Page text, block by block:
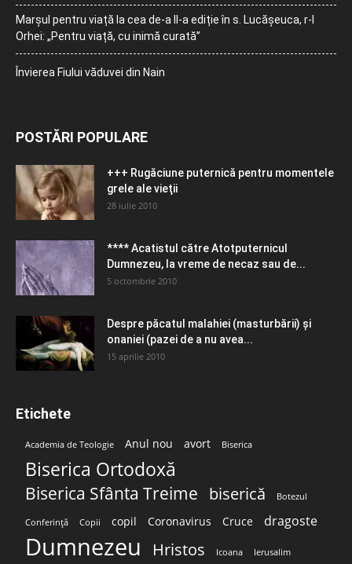
Marșul pentru viață la cea de-a II-a ediție în s. Lucășeuca, r-l
Orhei: „Pentru viață, cu inimă curată”
Învierea Fiului văduvei din Nain
POSTĂRI POPULARE
+++ Rugăciune puternică pentru momentele
grele ale vieţii
28 iulie 2010
**** Acatistul către Atotputernicul
Dumnezeu, la vreme de necaz sau de...
5 octombrie 2010
Despre păcatul malahiei (masturbării) şi
onaniei (pazei de a nu avea...
15 aprilie 2010
Etichete
Academia de Teologie Anul nou avort Biserica
Biserica Ortodoxă
Biserica Sfânta Treime biserică Botezul
Conferință Copii copil Coronavirus Cruce dragoste
Dumnezeu Hristos Icoana Ierusalim